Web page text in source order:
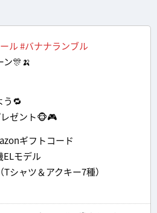
ル#バナナランブル
ン🎊🍌
う🔁
ゼント🐵🎮
ギフトコード
モデル
シャツ＆アクキー7種）